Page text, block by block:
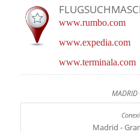
www.rumbo.com
www.expedia.com
www.terminala.com
MADRID
Madrid -